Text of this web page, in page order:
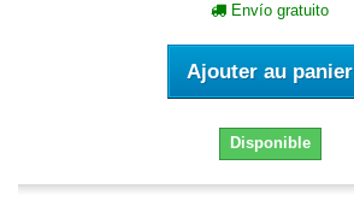
Envío gratuito
Ajouter au panier
Disponible